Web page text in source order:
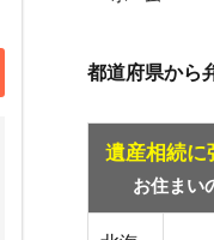
都道府県から
遺産相続に
お住まい